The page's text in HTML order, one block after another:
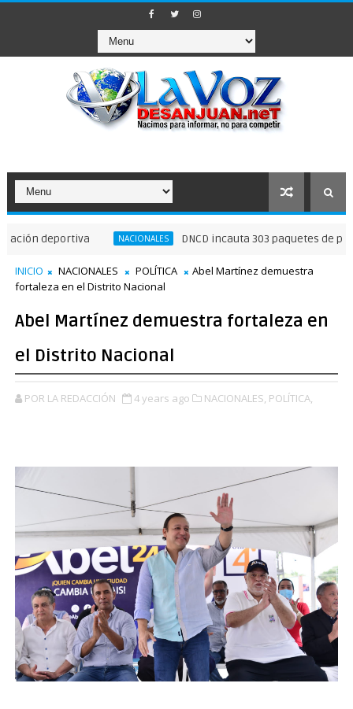
NACIONALES DNCD incauta 303 paquetes de presunta
INICIO NACIONALES POLÍTICA
Abel Martínez demuestra
fortaleza en el Distrito Nacional
Abel Martínez demuestra fortaleza en
el Distrito Nacional
POR LA REDACCIÓN 4 years ago NACIONALES, POLÍTICA,